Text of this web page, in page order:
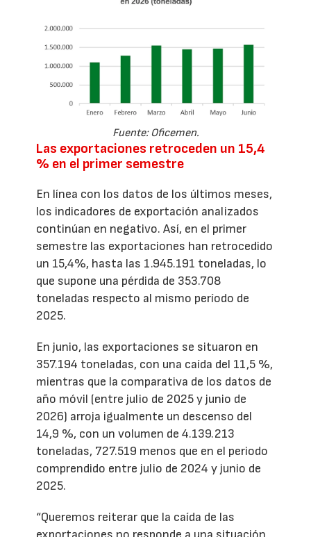
Fuente: Oficemen.
Las exportaciones retroceden un 15,4
% en el primer semestre
En línea con los datos de los últimos meses,
los indicadores de exportación analizados
continúan en negativo. Así, en el primer
semestre las exportaciones han retrocedido
un 15,4%, hasta las 1.945.191 toneladas, lo
que supone una pérdida de 353.708
toneladas respecto al mismo período de
2025.
En junio, las exportaciones se situaron en
357.194 toneladas, con una caída del 11,5 %,
mientras que la comparativa de los datos de
año móvil (entre julio de 2025 y junio de
2026) arroja igualmente un descenso del
14,9 %, con un volumen de 4.139.213
toneladas, 727.519 menos que en el periodo
comprendido entre julio de 2024 y junio de
2025.
“Queremos reiterar que la caída de las